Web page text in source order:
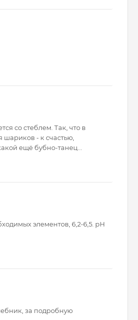
со стеблем. Так, что в
шариков - к счастью,
ещё бубно-танец...
элементов, 6,2-6,5. рН
за подробную